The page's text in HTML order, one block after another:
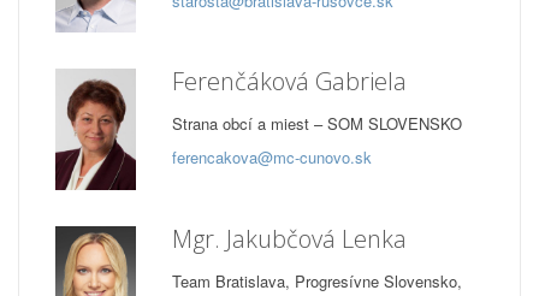
Ferenčáková Gabriela
Strana obcí a miest – SOM SLOVENSKO
ferencakova@mc-cunovo.sk
Mgr. Jakubčová Lenka
Team Bratislava, Progresívne Slovensko,